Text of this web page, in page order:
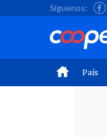
Síguenos:
País